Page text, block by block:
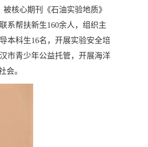
核心期刊《石油实验地质》
系帮扶新生160余人，组织主
本科生16名，开展实验安全培
市青少年公益托管，开展海洋
会。